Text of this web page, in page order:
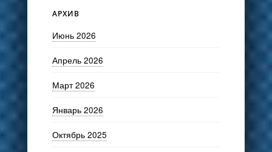
АРХИВ
Июнь 2026
Апрель 2026
Март 2026
Январь 2026
Октябрь 2025